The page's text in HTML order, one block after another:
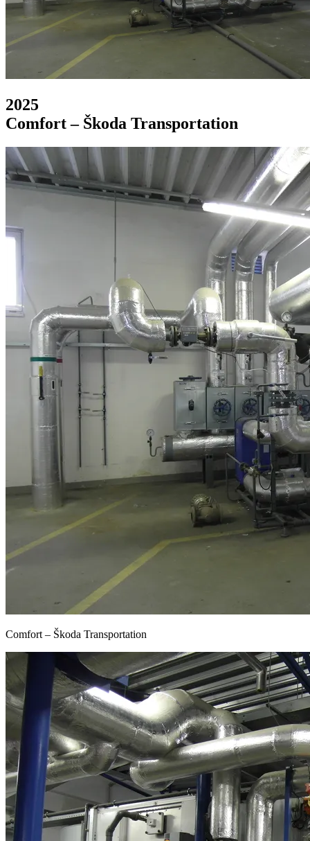
2025
Comfort – Škoda Transportation
Comfort – Škoda Transportation